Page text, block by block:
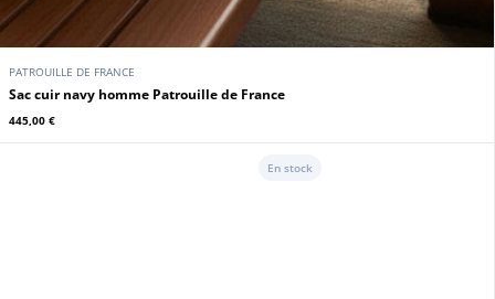
PATROUILLE DE FRANCE
Sac cuir navy homme Patrouille de France
445,00 €
En stock